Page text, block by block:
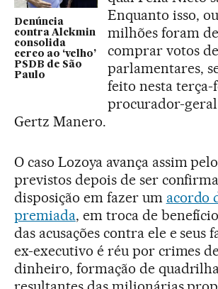
Denúncia
contra Alckmin
consolida
cerco ao ‘velho’
PSDB de São
Paulo
Enquanto isso,
milhões foram
comprar votos de
parlamentares,
feito nesta terça-
procurador-
Gertz Manero.
O caso Lozoya avança assim
previstos depois de ser
disposição em fazer um acordo
premiada, em troca de
das acusações contra ele e seus
ex-executivo é réu por crimes
dinheiro, formação de